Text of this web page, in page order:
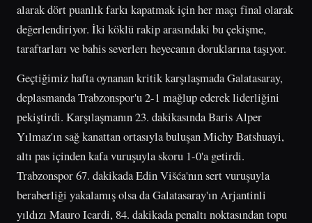
alarak dört puanlık farkı kapatmak için her maçı final olarak
değerlendiriyor. İki köklü rakip arasındaki bu çekişme,
taraftarları ve bahis severlerı heyecanın doruklarına taşıyor.
Geçtiğimiz hafta oynanan kritik karşılaşmada Galatasaray,
deplasmanda Trabzonspor'u 2-1 mağlup ederek liderliğini
pekiştirdi. Karşılaşmanın 23. dakikasında Baris Alper
Yılmaz'ın sağ kanattan ortasıyla buluşan Michy Batshuayi,
altı pas içinden kafa vuruşuyla skoru 1-0'a getirdi.
Trabzonspor 67. dakikada Edin Višća'nın sert vuruşuyla
beraberliği yakalamış olsa da Galatasaray'ın Arjantinli
yıldızı Mauro Icardi, 84. dakikada penaltı noktasından topu